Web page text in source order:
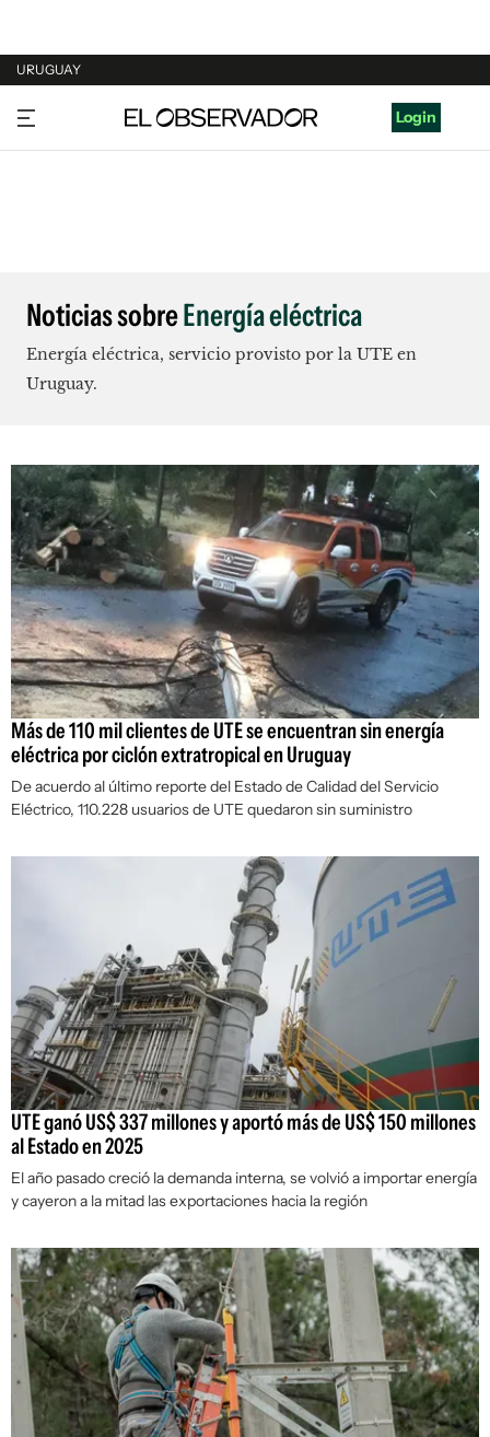
URUGUAY
URUGUAY
ARGENTINA
Login
Noticias sobreEnergía eléctrica
Energía eléctrica, servicio provisto por la UTE en
Uruguay.
Más de 110 mil clientes de UTE se encuentran sin energía
eléctrica por ciclón extratropical en Uruguay
De acuerdo al último reporte del Estado de Calidad del Servicio
Eléctrico, 110.228 usuarios de UTE quedaron sin suministro
UTE ganó US$ 337 millones y aportó más de US$ 150 millones
al Estado en 2025
El año pasado creció la demanda interna, se volvió a importar energía
y cayeron a la mitad las exportaciones hacia la región